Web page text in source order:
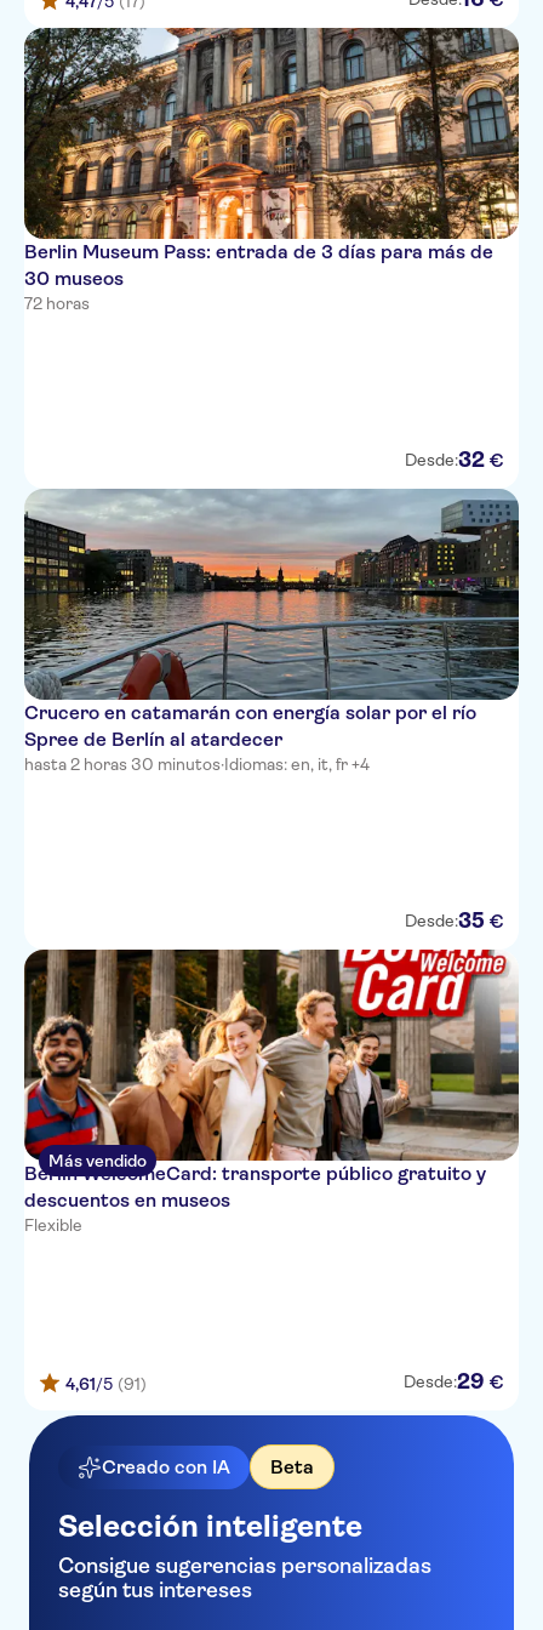
Berlin Museum Pass: entrada de 3 días para más de
30 museos
72 horas
Desde:32 €
Crucero en catamarán con energía solar por el río
Spree de Berlín al atardecer
hasta 2 horas 30 minutos·Idiomas: en, it, fr +4
Desde:35 €
Más vendido
Berlin WelcomeCard: transporte público gratuito y
descuentos en museos
Flexible
4,61/5 (91) Desde:29 €
Creado con IA Beta
Selección inteligente
Consigue sugerencias personalizadas
según tus intereses